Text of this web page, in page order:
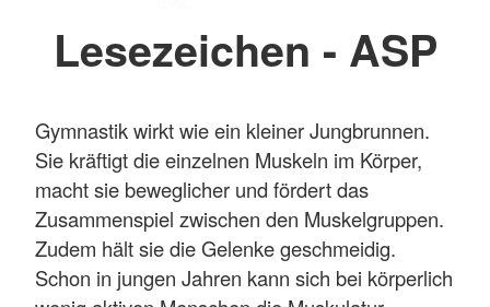
Lesezeichen - ASP
Gymnastik wirkt wie ein kleiner Jungbrunnen.
Sie kräftigt die einzelnen Muskeln im Körper,
macht sie beweglicher und fördert das
Zusammenspiel zwischen den Muskelgruppen.
Zudem hält sie die Gelenke geschmeidig.
Schon in jungen Jahren kann sich bei körperlich